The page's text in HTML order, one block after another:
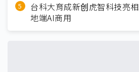
台科大育成新创虎智科技亮
地端AI商用